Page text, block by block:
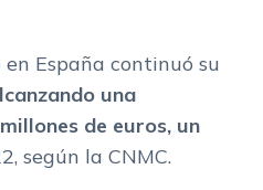
España continuó su
una
de euros, un
según la CNMC.